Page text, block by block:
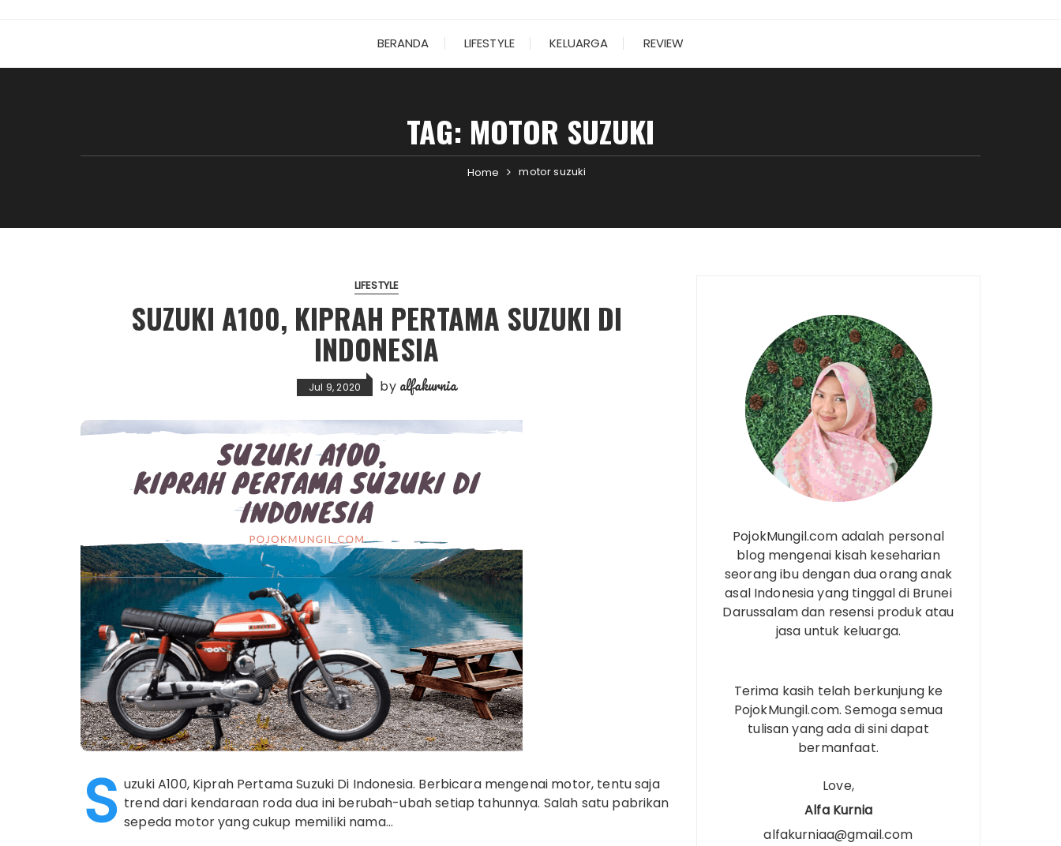
BERANDA LIFESTYLE KELUARGA REVIEW
TAG: MOTOR SUZUKI
Home motor suzuki
LIFESTYLE
SUZUKI A100, KIPRAH PERTAMA SUZUKI DI
INDONESIA
Jul 9, 2020 by alfakurnia
S uzuki A100, Kiprah Pertama Suzuki Di Indonesia. Berbicara mengenai motor, tentu saja
trend dari kendaraan roda dua ini berubah-ubah setiap tahunnya. Salah satu pabrikan
sepeda motor yang cukup memiliki nama…
PojokMungil.com adalah personal
blog mengenai kisah keseharian
seorang ibu dengan dua orang anak
asal Indonesia yang tinggal di Brunei
Darussalam dan resensi produk atau
jasa untuk keluarga.
Terima kasih telah berkunjung ke
PojokMungil.com. Semoga semua
tulisan yang ada di sini dapat
bermanfaat.
Love,
Alfa Kurnia
alfakurniaa@gmail.com